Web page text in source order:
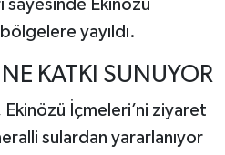
sayesinde Ekinözü
yayıldı.
KATKI SUNUYOR
İçmeleri’ni ziyaret
sulardan yararlanıyor